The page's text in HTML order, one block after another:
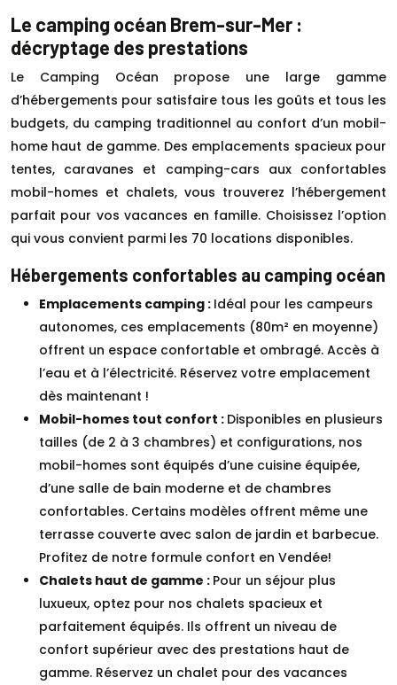
Le camping océan Brem-sur-Mer :
décryptage des prestations
Le Camping Océan propose une large gamme
d’hébergements pour satisfaire tous les goûts et tous les
budgets, du camping traditionnel au confort d’un mobil-
home haut de gamme. Des emplacements spacieux pour
tentes, caravanes et camping-cars aux confortables
mobil-homes et chalets, vous trouverez l’hébergement
parfait pour vos vacances en famille. Choisissez l’option
qui vous convient parmi les 70 locations disponibles.
Hébergements confortables au camping océan
Emplacements camping : Idéal pour les campeurs
autonomes, ces emplacements (80m² en moyenne)
offrent un espace confortable et ombragé. Accès à
l’eau et à l’électricité. Réservez votre emplacement
dès maintenant !
Mobil-homes tout confort : Disponibles en plusieurs
tailles (de 2 à 3 chambres) et configurations, nos
mobil-homes sont équipés d’une cuisine équipée,
d’une salle de bain moderne et de chambres
confortables. Certains modèles offrent même une
terrasse couverte avec salon de jardin et barbecue.
Profitez de notre formule confort en Vendée!
Chalets haut de gamme : Pour un séjour plus
luxueux, optez pour nos chalets spacieux et
parfaitement équipés. Ils offrent un niveau de
confort supérieur avec des prestations haut de
gamme. Réservez un chalet pour des vacances